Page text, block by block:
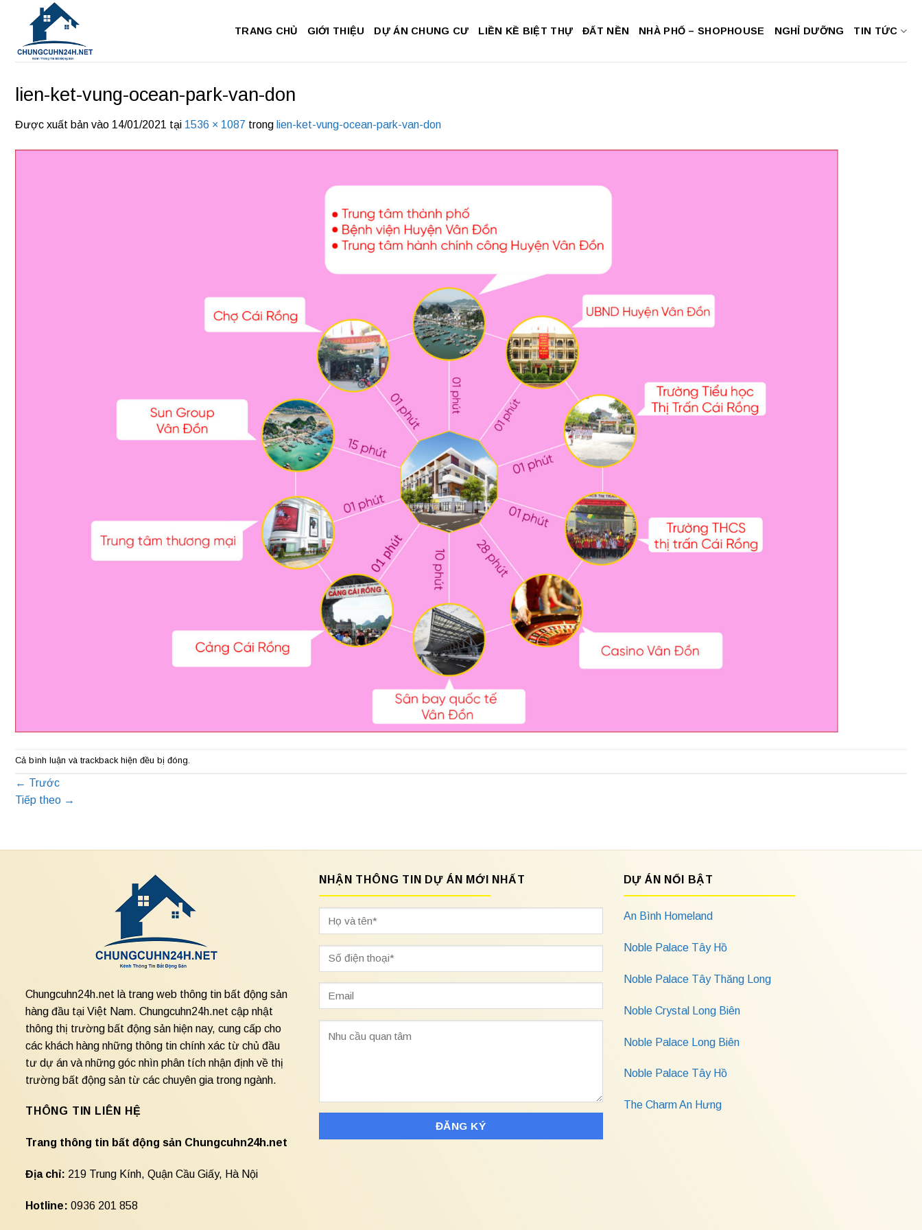
dung
TRANG CHỦ GIỚI THIỆU DỰ ÁN CHUNG CƯ LIỀN KỀ BIỆT THỰ ĐẤT NỀN NHÀ PHỐ – SHOPHOUSE NGHỈ DƯỠNG TIN TỨC
lien-ket-vung-ocean-park-van-don
Được xuất bản vào 14/01/2021 tại 1536 × 1087 trong lien-ket-vung-ocean-park-van-don
Cả bình luận và trackback hiện đều bị đóng.
← Trước
Tiếp theo →
Chungcuhn24h.net là trang web thông tin bất động sản
hàng đầu tại Việt Nam. Chungcuhn24h.net cập nhật
thông thị trường bất động sản hiện nay, cung cấp cho
các khách hàng những thông tin chính xác từ chủ đầu
tư dự án và những góc nhìn phân tích nhận định về thị
trường bất động sản từ các chuyên gia trong ngành.
THÔNG TIN LIÊN HỆ
Trang thông tin bất động sản Chungcuhn24h.net
Địa chỉ: 219 Trung Kính, Quận Cầu Giấy, Hà Nội
Hotline: 0936 201 858
NHẬN THÔNG TIN DỰ ÁN MỚI NHẤT DỰ ÁN NỔI BẬT
An Bình Homeland
Noble Palace Tây Hồ
Noble Palace Tây Thăng Long
Noble Crystal Long Biên
Noble Palace Long Biên
Noble Palace Tây Hồ
The Charm An Hưng